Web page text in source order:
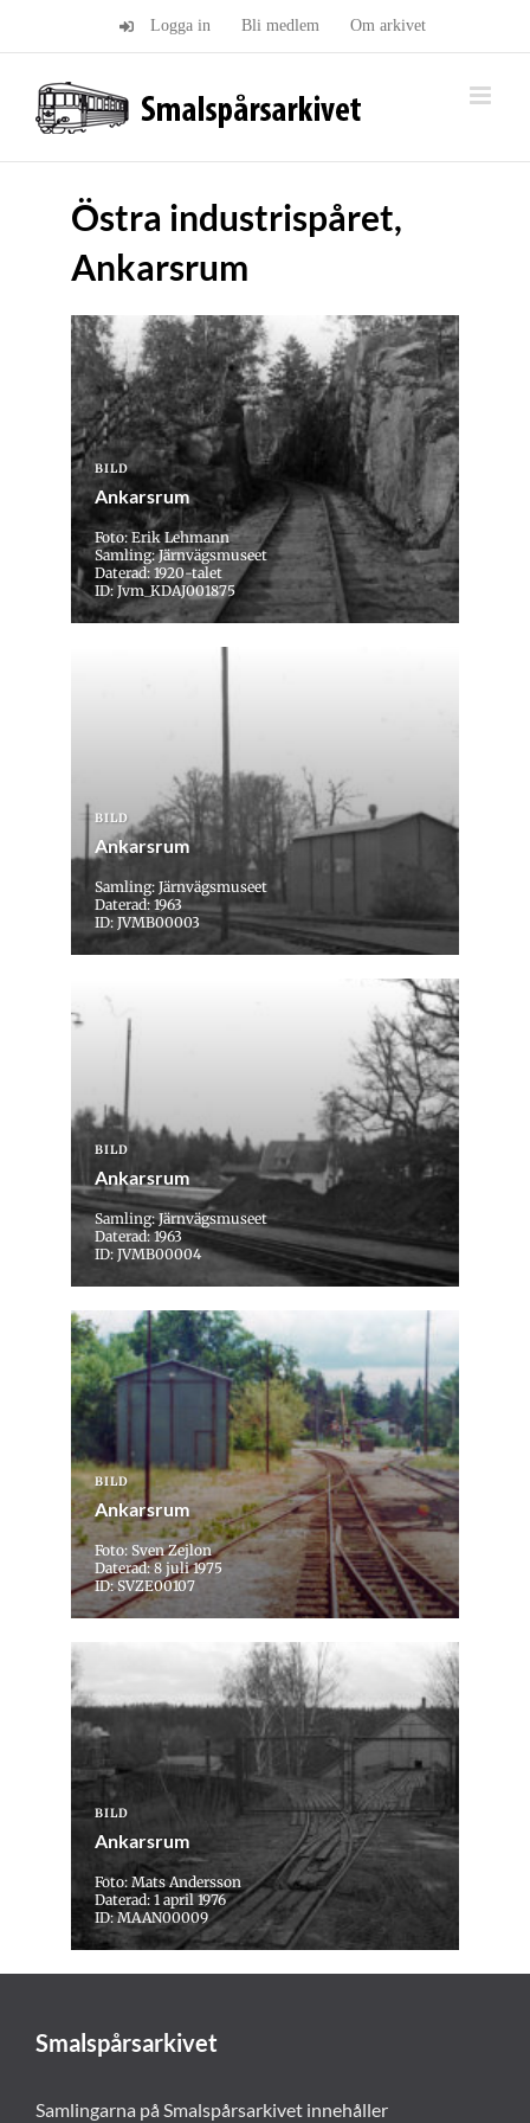
Logga in Bli medlem Om arkivet
Östra industrispåret,
Ankarsrum
BILD
Ankarsrum
Foto: Erik Lehmann
Samling: Järnvägsmuseet
Daterad: 1920-talet
ID: Jvm_KDAJ001875
BILD
Ankarsrum
Samling: Järnvägsmuseet
Daterad: 1963
ID: JVMB00003
BILD
Ankarsrum
Samling: Järnvägsmuseet
Daterad: 1963
ID: JVMB00004
BILD
Ankarsrum
Foto: Sven Zejlon
Daterad: 8 juli 1975
ID: SVZE00107
BILD
Ankarsrum
Foto: Mats Andersson
Daterad: 1 april 1976
ID: MAAN00009
Smalspårsarkivet
Samlingarna på Smalspårsarkivet innehåller